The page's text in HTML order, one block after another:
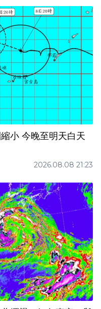
小 今晚至明天白天
2026.08.08 21:23